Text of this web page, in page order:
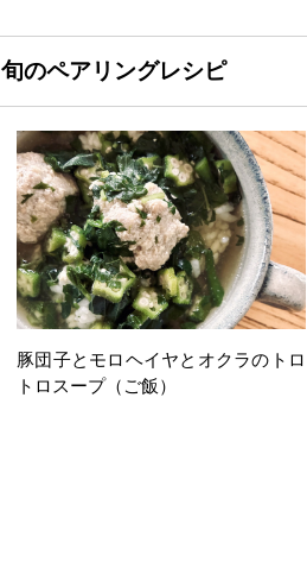
旬のペアリングレシピ
豚団子とモロヘイヤとオクラのトロ
トロスープ（ご飯）